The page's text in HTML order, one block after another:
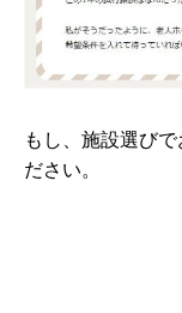
もし、施設選び
ださい。